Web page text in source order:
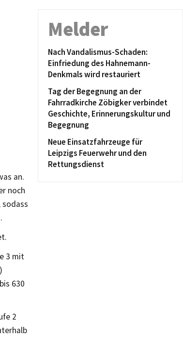
an.
noch
3 mit
630
2
Melder
Nach Vandalismus-Schaden:
Einfriedung des Hahnemann-
Denkmals wird restauriert
Tag der Begegnung an der
Fahrradkirche Zöbigker verbindet
Geschichte, Erinnerungskultur und
Begegnung
Neue Einsatzfahrzeuge für
Leipzigs Feuerwehr und den
Rettungsdienst